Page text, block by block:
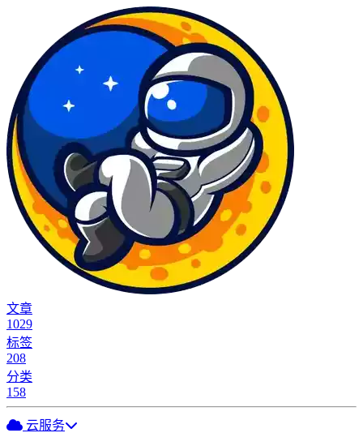
文章
1029
标签
208
分类
158
云服务